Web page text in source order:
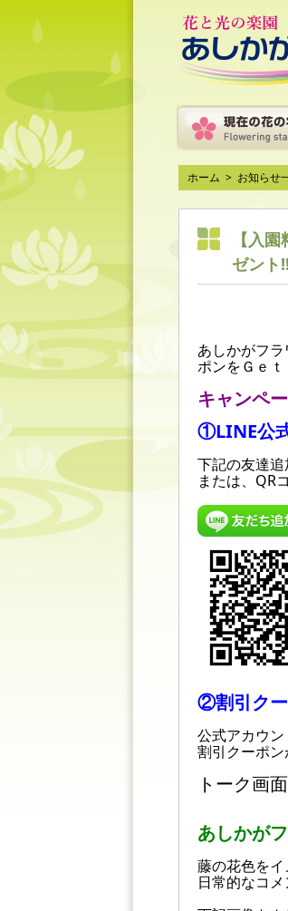
ホーム > お知らせ
【入
ゼント!!
あしかがフ
ポンをＧｅｔ
キャンペ
①LINE公
下記の友達追
または、QR
②割引ク
公式アカウン
割引クーポン
トーク画
あしかが
藤の花色をイ
日常的なコ